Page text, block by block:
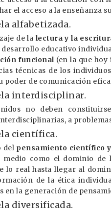
el acceso a la enseñanza
alfabetizada.
de la lectura y la
educativo
funcional(en la que hoy
técnicas de los
poder de comunicación
interdisciplinar.
no deben
a
científica.
del pensamiento científico
medio como el dominio de
lo real hasta llegar al
de la ética
en la generación de
diversificada.